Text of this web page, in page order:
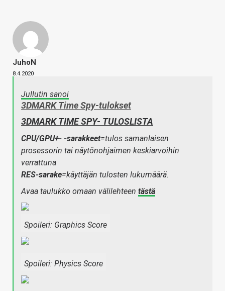
JuhoN
8.4.2020
Jullutin sanoi
3DMARK Time Spy-tulokset
3DMARK TIME SPY- TULOSLISTA
CPU/GPU+- -sarakkeet=tulos samanlaisen
prosessorin tai näytönohjaimen keskiarvoihin
verrattuna
RES-sarake=käyttäjän tulosten lukumäärä.
Avaa taulukko omaan välilehteen tästä
Spoileri: Graphics Score
Spoileri: Physics Score